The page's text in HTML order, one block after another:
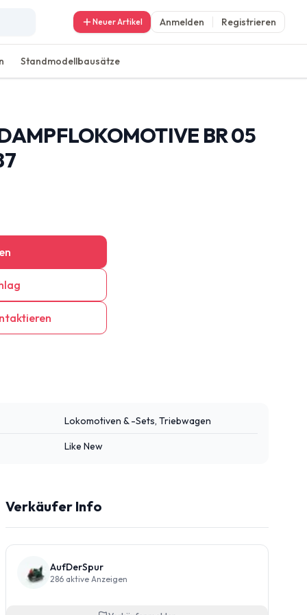
Neuer Artikel Anmelden Registrieren
Standmodellbausätze
BR 05
Lokomotiven & -Sets, Triebwagen
Like New
Verkäufer Info
AufDerSpur
286 aktive Anzeigen